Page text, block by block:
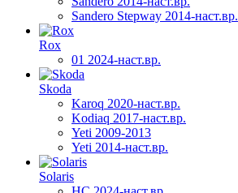
Sandero Stepway 2014-наст.вр.
Rox
01 2024-наст.вр.
Skoda
Karoq 2020-наст.вр.
Kodiaq 2017-наст.вр.
Yeti 2009-2013
Yeti 2014-наст.вр.
Solaris